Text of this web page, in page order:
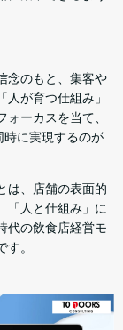
念のもと、集客や
が育つ仕組み」
ォーカスを当て、
時に実現するのが
は、店舗の表面的
「人と仕組み」に
代の飲食店経営モ
。